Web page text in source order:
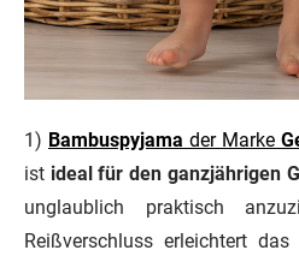
1) Bambuspyjama der Marke
ist ideal für den ganzjährigen
unglaublich praktisch
Reißverschluss erleichtert